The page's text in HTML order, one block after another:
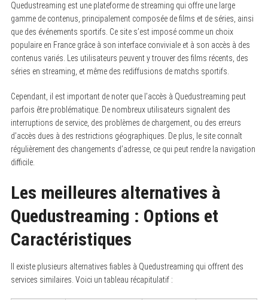
Quedustreaming est une plateforme de streaming qui offre une large
gamme de contenus, principalement composée de films et de séries, ainsi
que des événements sportifs. Ce site s’est imposé comme un choix
populaire en France grâce à son interface conviviale et à son accès à des
contenus variés. Les utilisateurs peuvent y trouver des films récents, des
séries en streaming, et même des rediffusions de matchs sportifs.
Cependant, il est important de noter que l’accès à Quedustreaming peut
parfois être problématique. De nombreux utilisateurs signalent des
interruptions de service, des problèmes de chargement, ou des erreurs
d’accès dues à des restrictions géographiques. De plus, le site connaît
régulièrement des changements d’adresse, ce qui peut rendre la navigation
difficile.
Les meilleures alternatives à
Quedustreaming : Options et
Caractéristiques
Il existe plusieurs alternatives fiables à Quedustreaming qui offrent des
services similaires. Voici un tableau récapitulatif :